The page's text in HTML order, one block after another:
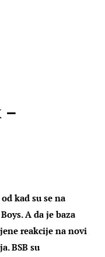
–
kad su se na
A da je baza
reakcije na novi
BSB su